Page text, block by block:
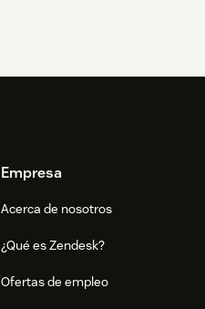
Empresa
Acerca de nosotros
¿Qué es Zendesk?
Ofertas de empleo